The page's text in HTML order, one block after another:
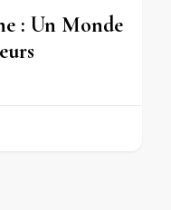
: Un Monde